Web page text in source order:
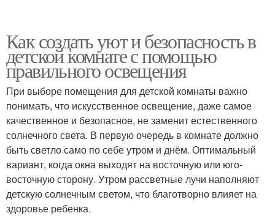
Как создать уют и безопасность в
детской комнате с помощью
правильного освещения
При выборе помещения для детской комнаты важно
понимать, что искусственное освещение, даже самое
качественное и безопасное, не заменит естественного
солнечного света. В первую очередь в комнате должно
быть светло само по себе утром и днём. Оптимальный
вариант, когда окна выходят на восточную или юго-
восточную сторону. Утром рассветные лучи наполняют
детскую солнечным светом, что благотворно влияет на
здоровье ребенка.